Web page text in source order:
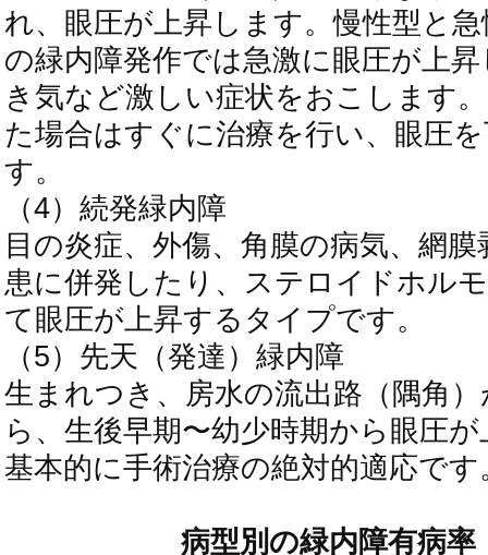
れ、眼圧が上昇します。慢性型と
の緑内障発作では急激に眼圧が上
き気など激しい症状をおこします
た場合はすぐに治療を行い、眼圧
す。
（4）続発緑内障
目の炎症、外傷、角膜の病気、網
患に併発したり、ステロイドホル
て眼圧が上昇するタイプです。
（5）先天（発達）緑内障
生まれつき、房水の流出路（隅角
ら、生後早期〜幼少時期から眼圧
基本的に手術治療の絶対的適応です
病型別の緑内障有病率